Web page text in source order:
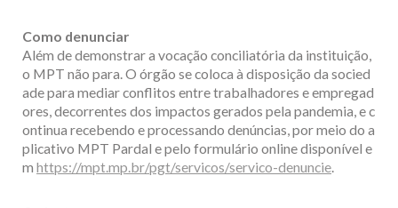
Como denunciar
Além de demonstrar a vocação conciliatória da instituição,
o MPT não para. O órgão se coloca à disposição da socied
ade para mediar conflitos entre trabalhadores e empregad
ores, decorrentes dos impactos gerados pela pandemia, e c
ontinua recebendo e processando denúncias, por meio do a
plicativo MPT Pardal e pelo formulário online disponível e
m https://mpt.mp.br/pgt/servicos/servico-denuncie